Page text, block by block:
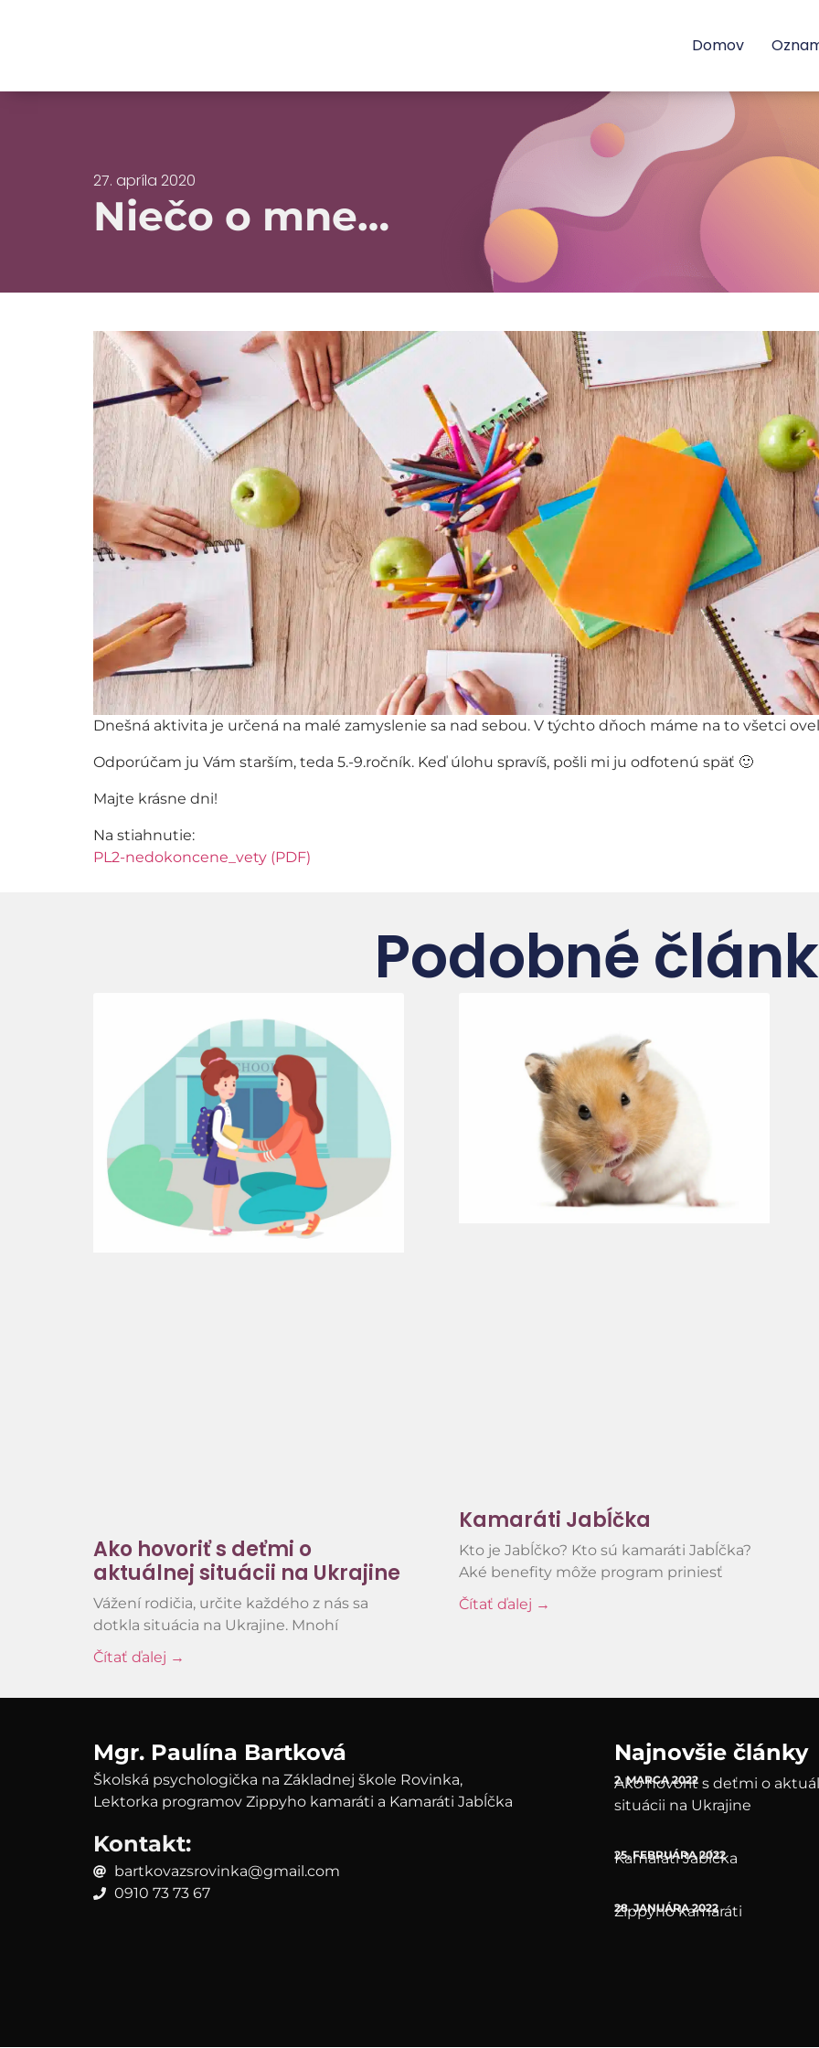
Domov
27. apríla 2020
Niečo o mne…
Dnešná aktivita je určená na malé zamyslenie sa nad sebou. V týchto dňoch máme na to všetci
Odporúčam ju Vám starším, teda 5.-9.ročník. Keď úlohu spravíš, pošli mi ju odfotenú späť 🙂
Majte krásne dni!
Na stiahnutie:
PL2-nedokoncene_vety (PDF)
Podobné
Ako hovoriť s deťmi o
aktuálnej situácii na Ukrajine
Vážení rodičia, určite každého z nás sa
dotkla situácia na Ukrajine. Mnohí
Čítať ďalej →
Kamaráti Jabĺčka
Kto je Jabĺčko? Kto sú kamaráti Jabĺčka?
Aké benefity môže program priniesť
Čítať ďalej →
Mgr. Paulína Bartková
Školská psychologička na Základnej škole Rovinka,
Lektorka programov Zippyho kamaráti a Kamaráti Jabĺčka
Kontakt:
bartkovazsrovinka@gmail.com
0910 73 73 67
Najnovšie články
2. MARCA 2022
Ako hovoriť s deťmi o
situácii na Ukrajine
25. FEBRUÁRA 2022
Kamaráti Jabĺčka
28. JANUÁRA 2022
Zippyho kamaráti